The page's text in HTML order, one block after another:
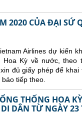
2020 CỦA ĐẠI SỨ
Airlines dự kiến
Kỳ về nước, theo
đủ giấy phép để
tiếp theo.
THỐNG HOA
DÂN TỪ NGÀY